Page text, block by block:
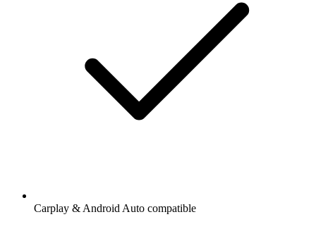
Carplay & Android Auto compatible